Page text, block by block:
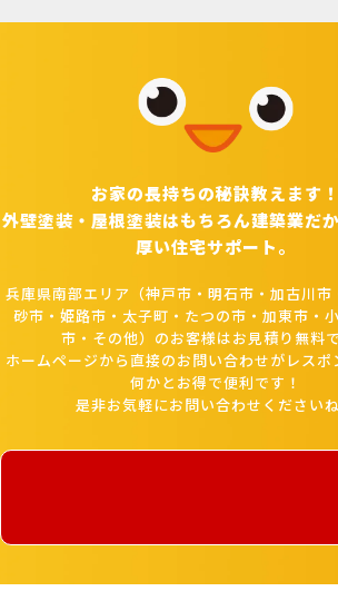
お家の長持ちの秘訣教えます！
外壁塗装・屋根塗装はもちろん建築業だ
厚い住宅サポート。
兵庫県南部エリア（神戸市・明石市・加古川市
砂市・姫路市・太子町・たつの市・加東市・
市・その他）のお客様はお見積り無料で
ホームページから直接のお問い合わせがレスポ
何かとお得で便利です！
是非お気軽にお問い合わせくださいね